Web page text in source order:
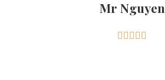
Mr Nguyen
    